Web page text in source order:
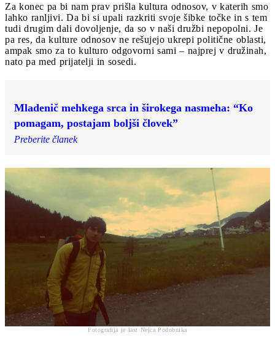
Za konec pa bi nam prav prišla kultura odnosov, v katerih smo
lahko ranljivi. Da bi si upali razkriti svoje šibke točke in s tem
tudi drugim dali dovoljenje, da so v naši družbi nepopolni. Je
pa res, da kulture odnosov ne rešujejo ukrepi politične oblasti,
ampak smo za to kulturo odgovorni sami – najprej v družinah,
nato pa med prijatelji in sosedi.
Mladenič mehkega srca in širokega nasmeha: “Ko
pomagam, postajam boljši človek”
Preberite članek
Fotografija je last Nejca Podobnika